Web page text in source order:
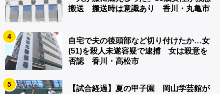
搬送 搬送時は意識あり 香川・丸亀市
4
自宅で夫の後頭部など切り付けたか…女
(51)を殺人未遂容疑で逮捕 女は殺意を
否認 香川・高松市
5
【試合経過】夏の甲子園 岡山学芸館が